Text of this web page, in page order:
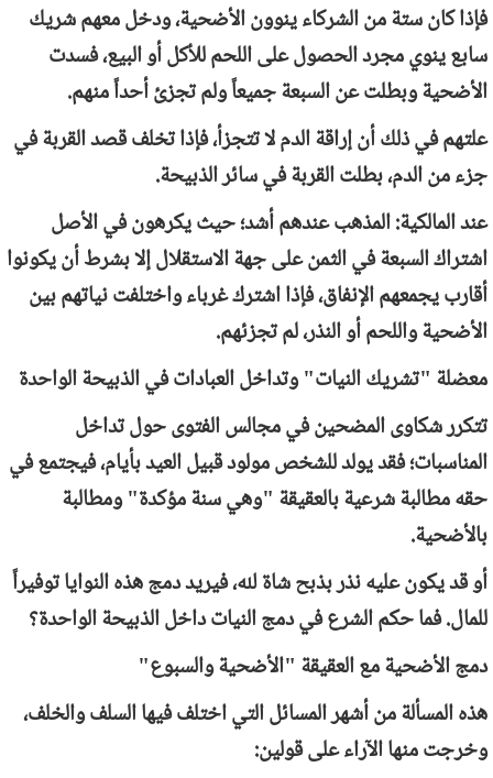
فإذا كان ستة من الشركاء ينوون الأضحية، ودخل معهم شريك
سابع ينوي مجرد الحصول على اللحم للأكل أو البيع، فسدت
الأضحية وبطلت عن السبعة جميعاً ولم تجزئ أحداً منهم.
علتهم في ذلك أن إراقة الدم لا تتجزأ، فإذا تخلف قصد القربة في
جزء من الدم، بطلت القربة في سائر الذبيحة.
عند المالكية: المذهب عندهم أشد؛ حيث يكرهون في الأصل
اشتراك السبعة في الثمن على جهة الاستقلال إلا بشرط أن يكونوا
أقارب يجمعهم الإنفاق، فإذا اشترك غرباء واختلفت نياتهم بين
الأضحية واللحم أو النذر، لم تجزئهم.
معضلة "تشريك النيات" وتداخل العبادات في الذبيحة الواحدة
تتكرر شكاوى المضحين في مجالس الفتوى حول تداخل
المناسبات؛ فقد يولد للشخص مولود قبيل العيد بأيام، فيجتمع في
حقه مطالبة شرعية بالعقيقة "وهي سنة مؤكدة" ومطالبة
بالأضحية.
أو قد يكون عليه نذر بذبح شاة لله، فيريد دمج هذه النوايا توفيراً
للمال. فما حكم الشرع في دمج النيات داخل الذبيحة الواحدة؟
دمج الأضحية مع العقيقة "الأضحية والسبوع"
هذه المسألة من أشهر المسائل التي اختلف فيها السلف والخلف،
وخرجت منها الآراء على قولين: